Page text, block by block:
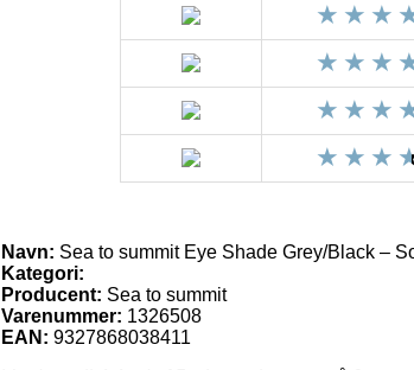
Navn: Sea to summit Eye Shade Grey/Black –
Kategori:
Producent: Sea to summit
Varenummer: 1326508
EAN: 9327868038411